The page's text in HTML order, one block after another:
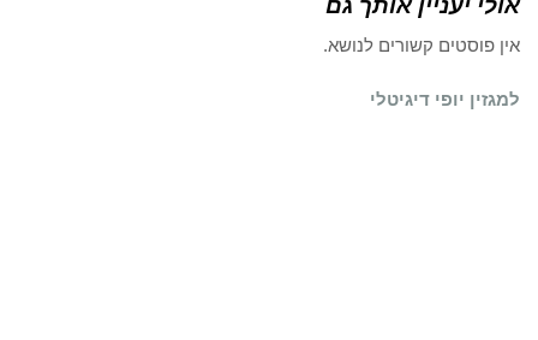
אין פוסטים קשורים לנושא.
למגזין יופי דיגיטלי